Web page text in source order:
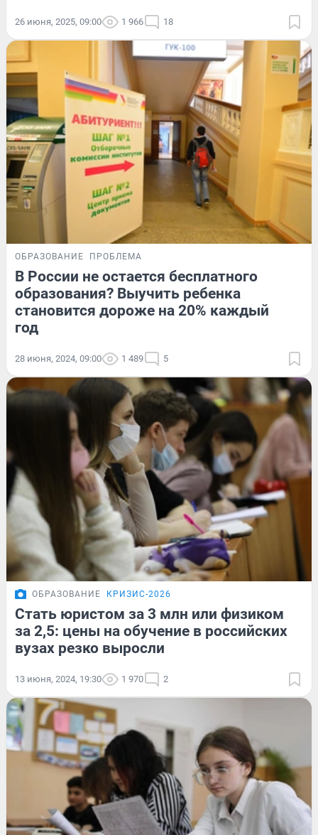
26 июня, 2025, 09:00 1 966 18
ОБРАЗОВАНИЕ ПРОБЛЕМА
В России не остается бесплатного
образования? Выучить ребенка
становится дороже на 20% каждый
год
28 июня, 2024, 09:00 1 489 5
ОБРАЗОВАНИЕ КРИЗИС-2026
Стать юристом за 3 млн или физиком
за 2,5: цены на обучение в российских
вузах резко выросли
13 июня, 2024, 19:30 1 970 2